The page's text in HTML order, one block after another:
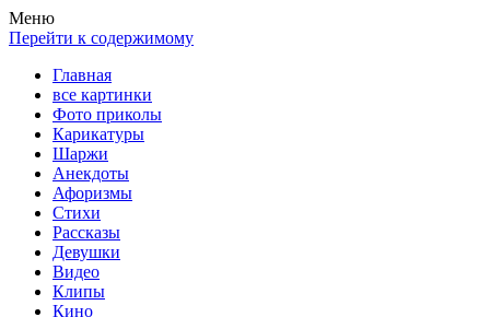
Весела хата — прикольные картинки, смешные истории, клипы!
Покажем всем ваши фото приколы, карикатуры, шаржи, стихи,
Меню
Перейти к содержимому
Главная
все картинки
Фото приколы
Карикатуры
Шаржи
Анекдоты
Афоризмы
Стихи
Рассказы
Девушки
Видео
Клипы
Кино